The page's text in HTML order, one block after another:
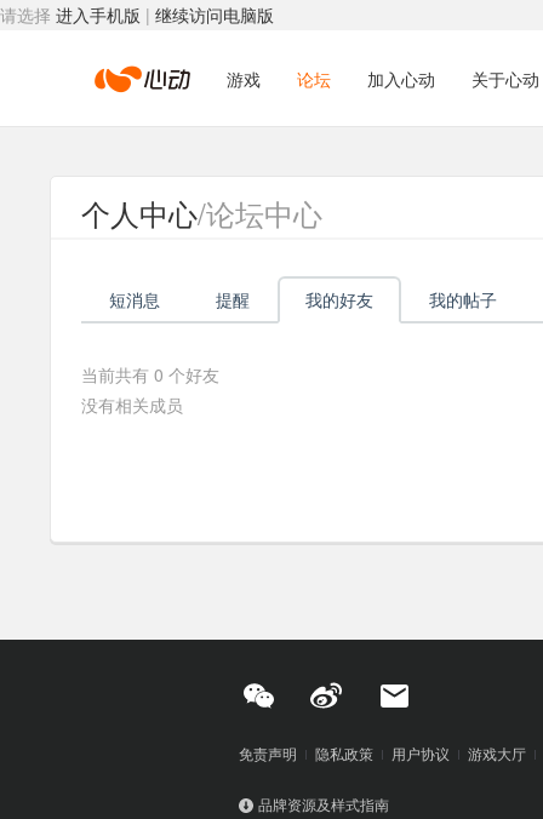
请选择 进入手机版 | 继续访问电脑版
心
动
络
游戏 论坛 加入心动 关于心动
个人中心/论坛中心
短消息 提醒 我的好友 我的帖子
当前共有 0 个好友
没有相关成员
免责声明 隐私政策 用户协议 游戏大厅
品牌资源及样式指南